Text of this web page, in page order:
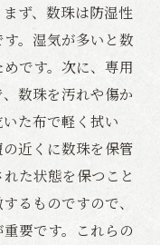
ず、数珠は防湿性
。湿気が多いと数
です。次に、専用
数珠を汚れや傷か
た布で軽く拭い
近くに数珠を保管
た状態を保つこと
るものですので、
要です。これらの